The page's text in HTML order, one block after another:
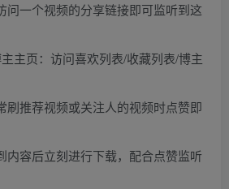
问一个视频的分享链接即可监听到这
主页：访问喜欢列表/收藏列表/博主
刷推荐视频或关注人的视频时点赞即
内容后立刻进行下载，配合点赞监听